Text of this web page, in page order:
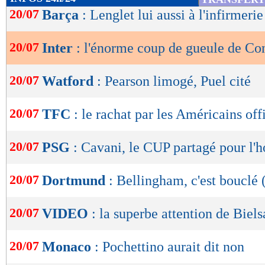
de
OK
20/07 Barça : Lenglet lui aussi à l'infirmerie
20/07 Inter : l'énorme coup de gueule de
20/07 Watford : Pearson limogé, Puel cité
20/07 TFC : le rachat par les Américains
20/07 PSG : Cavani, le CUP partagé pour
20/07 Dortmund : Bellingham, c'est
20/07 VIDEO : la superbe attention de
20/07 Monaco : Pochettino aurait dit non